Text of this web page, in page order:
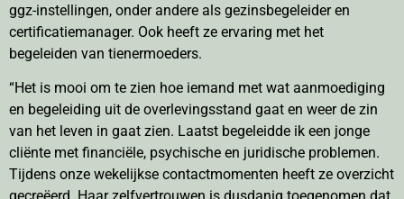
ggz-instellingen, onder andere als gezinsbegeleider en
certificatiemanager. Ook heeft ze ervaring met het
begeleiden van tienermoeders.
“Het is mooi om te zien hoe iemand met wat aanmoediging
en begeleiding uit de overlevingsstand gaat en weer de zin
van het leven in gaat zien. Laatst begeleidde ik een jonge
cliënte met financiële, psychische en juridische problemen.
Tijdens onze wekelijkse contactmomenten heeft ze overzicht